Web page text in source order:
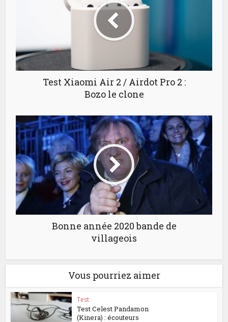
Test Xiaomi Air 2 / Airdot Pro 2 :
Bozo le clone
Bonne année 2020 bande de
villageois
Vous pourriez aimer
Test
Test Celest Pandamon
(Kinera) : écouteurs